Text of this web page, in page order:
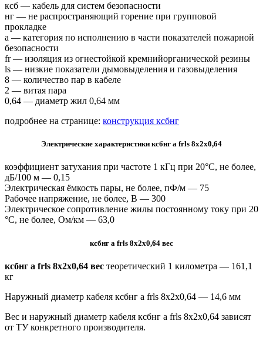
ксб — кабель для систем безопасности
нг — не распространяющий горение при групповой
прокладке
а — категория по исполнению в части показателей пожарной
безопасности
fr — изоляция из огнестойкой кремнийорганической резины
ls — низкие показатели дымовыделения и газовыделения
8 — количество пар в кабеле
2 — витая пара
0,64 — диаметр жил 0,64 мм
подробнее на странице: конструкция ксбнг
Электрические характеристики ксбнг а frls 8х2х0,64
коэффициент затухания при частоте 1 кГц при 20°С, не более,
дБ/100 м — 0,15
Электрическая ёмкость пары, не более, пФ/м — 75
Рабочее напряжение, не более, В — 300
Электрическое сопротивление жилы постоянному току при 20
°C, не более, Ом/км — 63,0
ксбнг а frls 8х2х0,64 вес
ксбнг а frls 8х2х0,64 вес теоретический 1 километра — 161,1
кг
Наружный диаметр кабеля ксбнг а frls 8х2х0,64 — 14,6 мм
Вес и наружный диаметр кабеля ксбнг а frls 8х2х0,64 зависят
от ТУ конкретного производителя.